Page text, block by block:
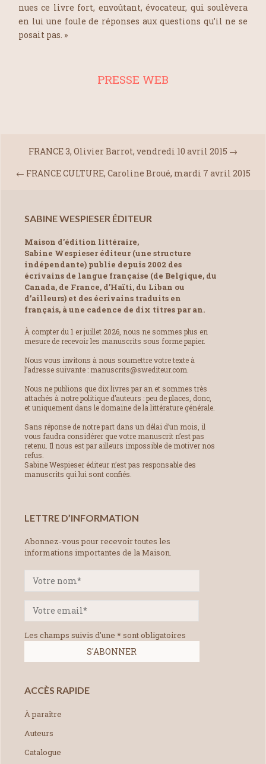
nues ce livre fort, envoûtant, évocateur, qui soulèvera
en lui une foule de réponses aux questions qu’il ne se
posait pas. »
PRESSE WEB
FRANCE 3, Olivier Barrot, vendredi 10 avril 2015 →
← FRANCE CULTURE, Caroline Broué, mardi 7 avril 2015
SABINE WESPIESER ÉDITEUR
Maison d’édition littéraire,
Sabine Wespieser éditeur (une structure
indépendante) publie depuis 2002 des
écrivains de langue française (de Belgique, du
Canada, de France, d’Haïti, du Liban ou
d’ailleurs) et des écrivains traduits en
français, à une cadence de dix titres par an.
À compter du 1 er juillet 2026, nous ne sommes plus en
mesure de recevoir les manuscrits sous forme papier.
Nous vous invitons à nous soumettre votre texte à
l’adresse suivante : manuscrits@swediteur.com.
Nous ne publions que dix livres par an et sommes très
attachés à notre politique d’auteurs : peu de places, donc,
et uniquement dans le domaine de la littérature générale.
Sans réponse de notre part dans un délai d’un mois, il
vous faudra considérer que votre manuscrit n’est pas
retenu. Il nous est par ailleurs impossible de motiver nos
refus.
Sabine Wespieser éditeur n’est pas responsable des
manuscrits qui lui sont confiés.
LETTRE D’INFORMATION
Abonnez-vous pour recevoir toutes les
informations importantes de la Maison.
Les champs suivis d'une * sont obligatoires
ACCÈS RAPIDE
À paraître
Auteurs
Catalogue